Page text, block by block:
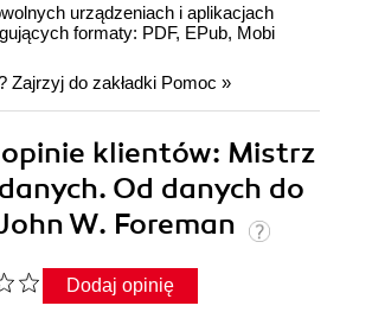
urządzeniach i aplikacjach
formaty: PDF, EPub, Mobi
Zajrzyj do zakładki Pomoc »
opinie klientów: Mistrz
Od danych do
W. Foreman
Dodaj opinię